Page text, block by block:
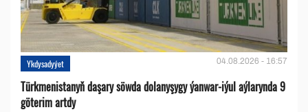
Ykdysadyýet 04.08.2026 - 16:57
Türkmenistanyň daşary söwda dolanyşygy ýanwar-iýul aýlarynda 9
göterim artdy